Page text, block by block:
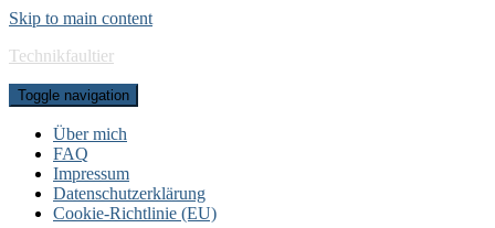
Skip to main content
Technikfaultier
Toggle navigation
Über mich
FAQ
Impressum
Datenschutzerklärung
Cookie-Richtlinie (EU)